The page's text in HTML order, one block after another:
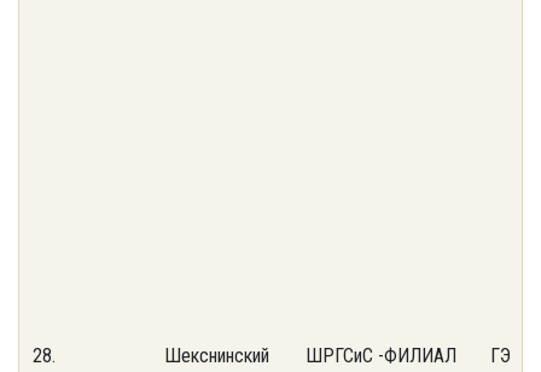
28.
Шекснинский
ШРГСиС -ФИЛИАЛ
ГЭС